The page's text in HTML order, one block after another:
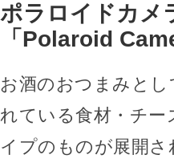
ポラロイドカメ
「Polaroid
お酒のおつまみと
れている食材・チ
イプのものが展開